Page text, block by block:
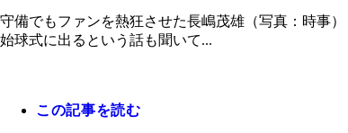
守備でもファンを熱狂させた長嶋茂雄（写真：時事
始球式に出るという話も聞いて...
この記事を読む